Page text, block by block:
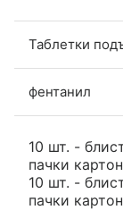
Таблетки
фентанил
10 шт. -
пачки
10 шт. -
пачки